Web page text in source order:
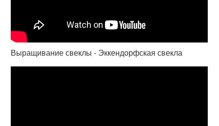
Выращивание свеклы - Эккендорфская свекла